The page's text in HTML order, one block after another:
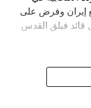
مع إيران. وهي
الملف النووي
إيران وفرض على
قائد فيلق القدس